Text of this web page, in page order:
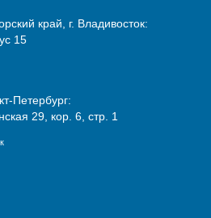
край, г. Владивосток:
15
Петербург:
29, кор. 6, стр. 1